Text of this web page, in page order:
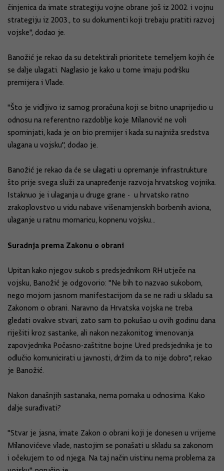
činjenica da imate strategiju vojne obrane još iz 2002. i vojnu
strategiju iz 2003., to su dokumenti koji trebaju pratiti razvoj
vojske", dodao je.
Banožić je rekao da su detektirali prioritete temeljem kojih će
se dalje ulagati. Naglasio je kako u tome imaju podršku
premijera i Vlade.
"Što je vidljivo iz samog proračuna koji se bitno unaprijedio u
odnosu na referentno razdoblje koje Milanović ne voli
spominjati, kada je on bio premijer i kada su najniža sredstva
ulagana u vojsku", dodao je.
Banožić je rekao da će se ulagati u opremanje infrastrukture
što prije svega služi za unapređenje razvoja hrvatskog vojnika.
Istaknuo je i ulaganja u druge grane - u hrvatsko ratno
zrakoplovstvo u vidu nabave višenamjenskih borbenih aviona,
ulaganje u ratnu mornaricu, kopnenu vojsku...
Suradnja prema Zakonu o obrani
Upitan kako njegov sukob s predsjednikom RH utječe na
vojsku, Banožić je odgovorio: "Ne bih to nazvao sukobom,
nego mojom jasnom manifestacijom da se ne radi u skladu sa
Zakonom o obrani. Naravno da Hrvatska vojska ne treba
gledati ovakve stvari, zato sam to pokušao u ovih godinu dana
riješiti kroz sastanke, ali nakon nezakonitog imenovanja
zapovjednika Počasno-zaštitne bojne Ured predsjednika je to
odlučio komunicirati u javnosti, držim da to nije dobro", rekao
je Banožić.
Nakon današnjih sastanaka, nema pomaka u odnosima. Kako
dalje surađivati?
"Stvar je jasna, imate Zakon o obrani koji je donesen u vrijeme
Milanovićeve vlade, nastojim se ponašati u skladu sa zakonom
i očekujem to od njega. Na taj način uistinu nema problema za